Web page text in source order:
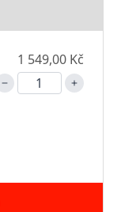
1 549,00 Kč